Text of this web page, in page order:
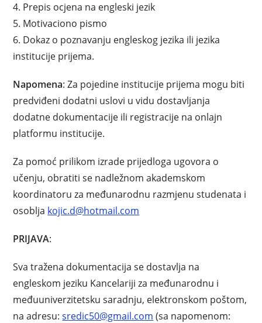
4. Prepis ocjena na engleski jezik
5. Motivaciono pismo
6. Dokaz o poznavanju engleskog jezika ili jezika
institucije prijema.
Napomena: Za pojedine institucije prijema mogu biti
predviđeni dodatni uslovi u vidu dostavljanja
dodatne dokumentacije ili registracije na onlajn
platformu institucije.
Za pomoć prilikom izrade prijedloga ugovora o
učenju, obratiti se nadležnom akademskom
koordinatoru za međunarodnu razmjenu studenata i
osoblja kojic.d@hotmail.com
PRIJAVA:
Sva tražena dokumentacija se dostavlja na
engleskom jeziku Kancelariji za međunarodnu i
međuuniverzitetsku saradnju, elektronskom poštom,
na adresu:sredic50@gmail.com (sa napomenom: